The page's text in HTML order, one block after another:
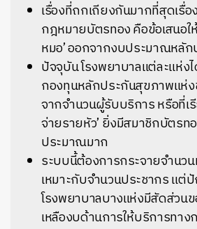
เรื่องที่ถกเถียงกันมากที่สุดเรื่
กฎหมายบัตรทอง คือข้อเสนอใ
หมอ’ ออกจากงบประมาณหลั
ปัจจุบัน โรงพยาบาลแต่ละแห่
กองทุนหลักประกันสุขภาพแห่
จากจำนวนผู้รับบริการ หรือที่เรี
จ่ายรายหัว’ ยิ่งมีสมาชิกบัตรท
ประมาณมาก
ระบบนี้ต้องการกระจายจำนว
เหมาะกับจำนวนประชากร แ
โรงพยาบาลบางแห่งมีสัดส่วนข
เหลืองบด้านการให้บริการทา